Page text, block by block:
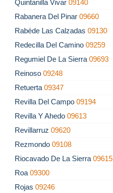
Quintanilla Vivar 09140
Rabanera Del Pinar 09660
Rabéde Las Calzadas 09130
Redecilla Del Camino 09259
Regumiel De La Sierra 09693
Reinoso 09248
Retuerta 09347
Revilla Del Campo 09194
Revilla Y Ahedo 09613
Revillarruz 09620
Rezmondo 09108
Riocavado De La Sierra 09615
Roa 09300
Rojas 09246